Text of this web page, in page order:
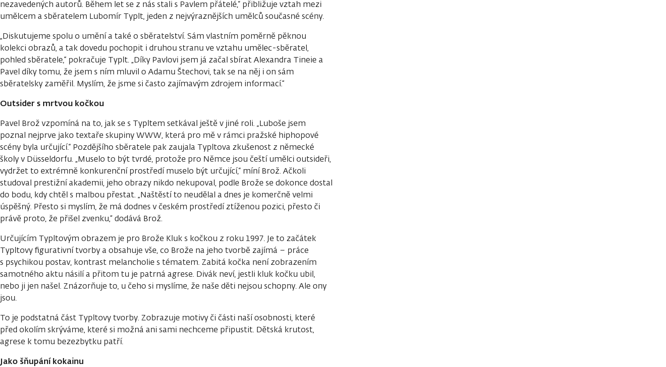
nezavedených autorů. Během let se z nás stali s Pavlem přátelé,“ přibližuje vztah mezi
umělcem a sběratelem Lubomír Typlt, jeden z nejvýraznějších umělců současné scény.
„Diskutujeme spolu o umění a také o sběratelství. Sám vlastním poměrně pěknou
kolekci obrazů, a tak dovedu pochopit i druhou stranu ve vztahu umělec-sběratel,
pohled sběratele,“ pokračuje Typlt. „Díky Pavlovi jsem já začal sbírat Alexandra Tineie a
Pavel díky tomu, že jsem s ním mluvil o Adamu Štechovi, tak se na něj i on sám
sběratelsky zaměřil. Myslím, že jsme si často zajímavým zdrojem informací.“
Outsider s mrtvou kočkou
Pavel Brož vzpomíná na to, jak se s Typltem setkával ještě v jiné roli. „Luboše jsem
poznal nejprve jako textaře skupiny WWW, která pro mě v rámci pražské hiphopové
scény byla určující.“ Pozdějšího sběratele pak zaujala Typltova zkušenost z německé
školy v Düsseldorfu. „Muselo to být tvrdé, protože pro Němce jsou čeští umělci outsideři,
vydržet to extrémně konkurenční prostředí muselo být určující,“ míní Brož. Ačkoli
studoval prestižní akademii, jeho obrazy nikdo nekupoval, podle Brože se dokonce dostal
do bodu, kdy chtěl s malbou přestat. „Naštěstí to neudělal a dnes je komerčně velmi
úspěšný. Přesto si myslím, že má dodnes v českém prostředí ztíženou pozici, přesto či
právě proto, že přišel zvenku,“ dodává Brož.
Určujícím Typltovým obrazem je pro Brože Kluk s kočkou z roku 1997. Je to začátek
Typltovy figurativní tvorby a obsahuje vše, co Brože na jeho tvorbě zajímá – práce
s psychikou postav, kontrast melancholie s tématem. Zabitá kočka není zobrazením
samotného aktu násilí a přitom tu je patrná agrese. Divák neví, jestli kluk kočku ubil,
nebo ji jen našel. Znázorňuje to, u čeho si myslíme, že naše děti nejsou schopny. Ale ony
jsou.
To je podstatná část Typltovy tvorby. Zobrazuje motivy či části naší osobnosti, které
před okolím skrýváme, které si možná ani sami nechceme připustit. Dětská krutost,
agrese k tomu bezezbytku patří.
Jako šňupání kokainu